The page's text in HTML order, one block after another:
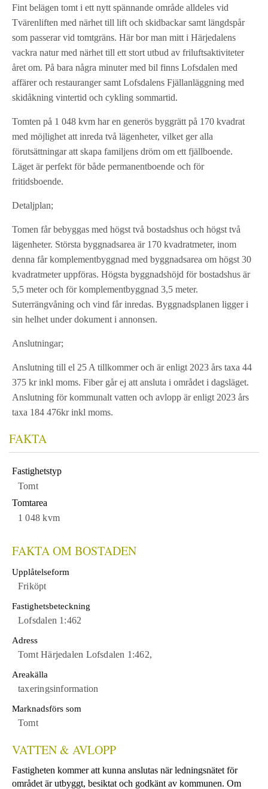
Fint belägen tomt i ett nytt spännande område alldeles vid
Tvärenliften med närhet till lift och skidbackar samt längdspår
som passerar vid tomtgräns. Här bor man mitt i Härjedalens
vackra natur med närhet till ett stort utbud av friluftsaktiviteter
året om. På bara några minuter med bil finns Lofsdalen med
affärer och restauranger samt Lofsdalens Fjällanläggning med
skidåkning vintertid och cykling sommartid.
Tomten på 1 048 kvm har en generös byggrätt på 170 kvadrat
med möjlighet att inreda två lägenheter, vilket ger alla
förutsättningar att skapa familjens dröm om ett fjällboende.
Läget är perfekt för både permanentboende och för
fritidsboende.
Detaljplan;
Tomen får bebyggas med högst två bostadshus och högst två
lägenheter. Största byggnadsarea är 170 kvadratmeter, inom
denna får komplementbyggnad med byggnadsarea om högst 30
kvadratmeter uppföras. Högsta byggnadshöjd för bostadshus är
5,5 meter och för komplementbyggnad 3,5 meter.
Suterrängvåning och vind får inredas. Byggnadsplanen ligger i
sin helhet under dokument i annonsen.
Anslutningar;
Anslutning till el 25 A tillkommer och är enligt 2023 års taxa 44
375 kr inkl moms. Fiber går ej att ansluta i området i dagsläget.
Anslutning för kommunalt vatten och avlopp är enligt 2023 års
taxa 184 476kr inkl moms.
FAKTA
Fastighetstyp
Tomt
Tomtarea
1 048 kvm
FAKTA OM BOSTADEN
Upplåtelseform
Friköpt
Fastighetsbeteckning
Lofsdalen 1:462
Adress
Tomt Härjedalen Lofsdalen 1:462,
Areakälla
taxeringsinformation
Marknadsförs som
Tomt
VATTEN & AVLOPP
Fastigheten kommer att kunna anslutas när ledningsnätet för
området är utbyggt, besiktat och godkänt av kommunen. Om